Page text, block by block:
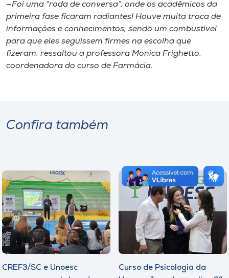
—Foi uma “roda de conversa”, onde os acadêmicos da
primeira fase ficaram radiantes! Houve muita troca de
informações e conhecimentos, sendo um combustível
para que eles seguissem firmes na escolha que
fizeram, ressaltou a professora Monica Frighetto,
coordenadora do curso de Farmácia.
Confira também
CREF3/SC e Unoesc
Curso de Psicologia da